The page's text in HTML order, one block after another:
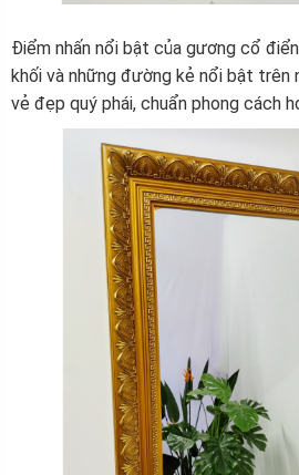
Điểm nhấn nổi bật của gương cổ
khối và những đường kẻ nổi bật trên
vẻ đẹp quý phái, chuẩn phong cách